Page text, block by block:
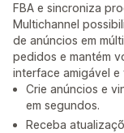
FBA e sincroniza
Multichannel
de anúncios em
pedidos e mantém
interface amigável e
Crie anúncios e
em segundos.
Receba